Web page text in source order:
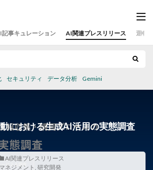
記事キュレーション AI関連プレスリリース 運営
セキュリティ データ分析 Gemini
における生成AI活用の実態調査
AI関連プレスリリース
マネジメント , 研究開発